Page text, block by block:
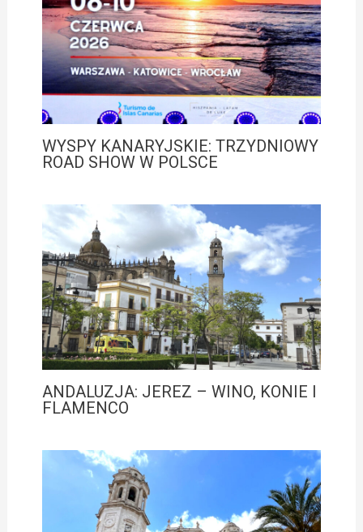
WYSPY KANARYJSKIE: TRZYDNIOWY
ROAD SHOW W POLSCE
ANDALUZJA: JEREZ – WINO, KONIE I
FLAMENCO